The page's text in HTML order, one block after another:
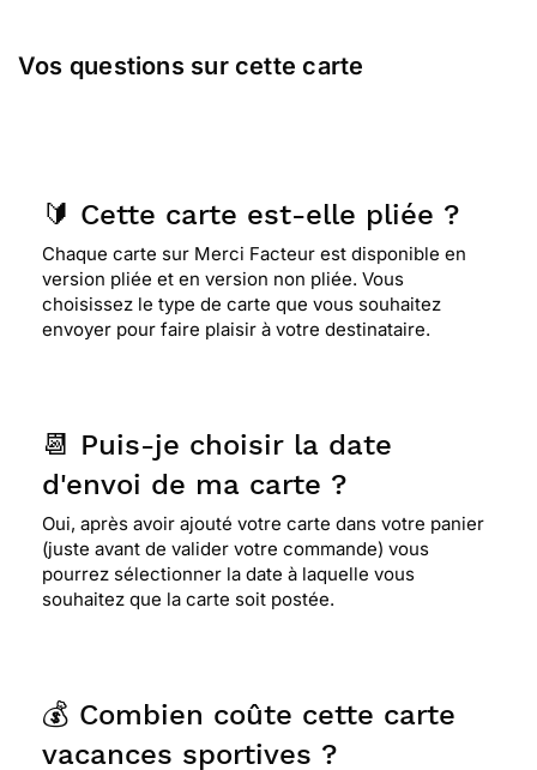
Vos questions sur cette carte
🔰 Cette carte est-elle pliée ?
Chaque carte sur Merci Facteur est disponible en
version pliée et en version non pliée. Vous
choisissez le type de carte que vous souhaitez
envoyer pour faire plaisir à votre destinataire.
📆 Puis-je choisir la date
d'envoi de ma carte ?
Oui, après avoir ajouté votre carte dans votre panier
(juste avant de valider votre commande) vous
pourrez sélectionner la date à laquelle vous
souhaitez que la carte soit postée.
💰 Combien coûte cette carte
vacances sportives ?